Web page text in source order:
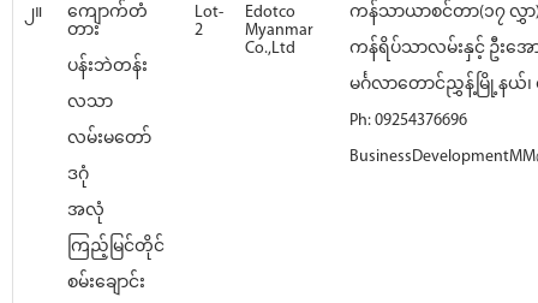
၂။
ကျောက်တံ
တား
ပန်းဘဲတန်း
လသာ
လမ်းမတော်
ဒဂုံ
အလုံ
ကြည့်မြင်တိုင်
စမ်းချောင်း
Lot-
2
Edotco
Myanmar
Co.,Ltd
ကန်သာယာစင်တာ(၁၇ လွှာ)
ကန်ရိပ်သာလမ်းနှင့် ဦးအေ
မင်္ဂလာတောင်ညွှန့်မြို့နယ်၊
Ph: 09254376696